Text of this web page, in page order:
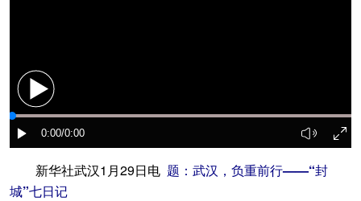
新华社武汉1月29日电 题：武汉，负重前行——“封
城”七日记